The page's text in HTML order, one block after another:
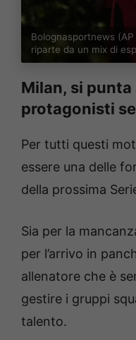
Bolognasportnews
riparte da un mix di
Milan, si
protagonisti
Per tutti questi
essere una delle
della prossima
Sia per la
per l’arrivo in
allenatore che è
gestire i gruppi
talento.